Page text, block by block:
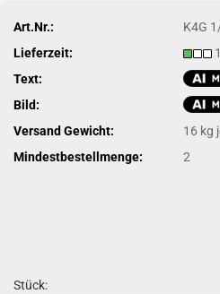
Art.Nr.:
K4G
Lieferzeit:
Text:
Bild:
Versand Gewicht:
16 kg
Mindestbestellmenge:
2
Stück: